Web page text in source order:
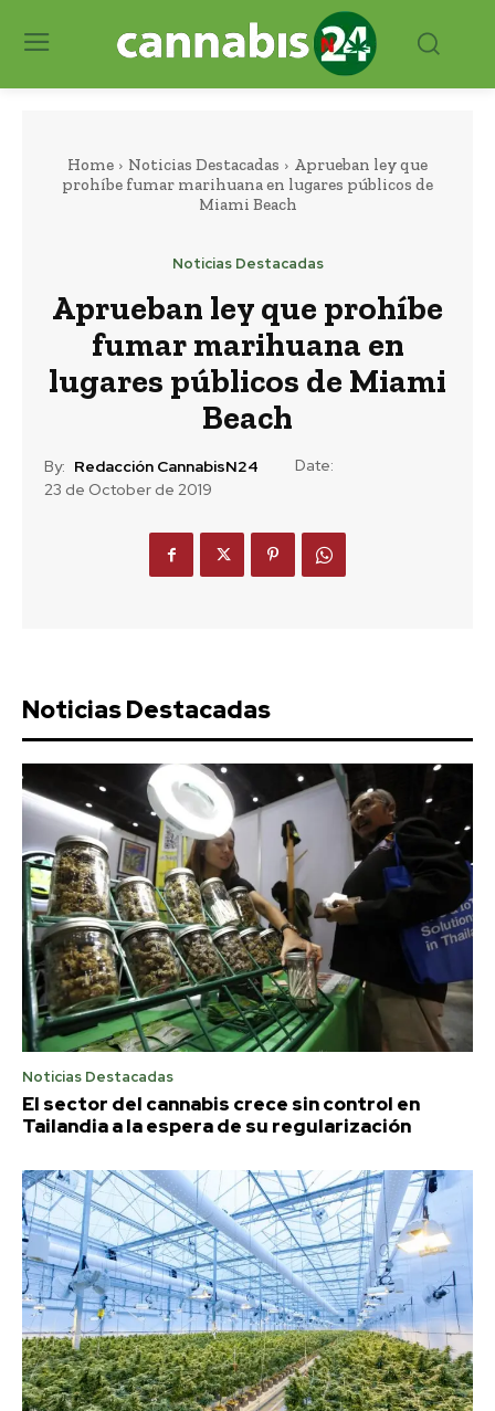
Home Noticias Destacadas
Aprueban ley que
prohíbe fumar marihuana en lugares públicos de
Miami Beach
Noticias Destacadas
Aprueban ley que prohíbe
fumar marihuana en
lugares públicos de Miami
Beach
By: Redacción CannabisN24
Date:
23 de October de 2019
Noticias Destacadas
Noticias Destacadas
El sector del cannabis crece sin control en
Tailandia a la espera de su regularización